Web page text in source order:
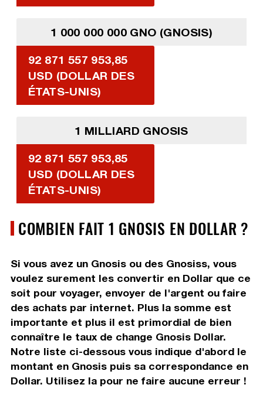
1 000 000 000 GNO (GNOSIS)
92 871 557 953,85
USD (DOLLAR DES
ÉTATS-UNIS)
1 MILLIARD GNOSIS
92 871 557 953,85
USD (DOLLAR DES
ÉTATS-UNIS)
COMBIEN FAIT 1 GNOSIS EN DOLLAR ?
Si vous avez un Gnosis ou des Gnosiss, vous
voulez surement les convertir en Dollar que ce
soit pour voyager, envoyer de l'argent ou faire
des achats par internet. Plus la somme est
importante et plus il est primordial de bien
connaître le taux de change Gnosis Dollar.
Notre liste ci-dessous vous indique d'abord le
montant en Gnosis puis sa correspondance en
Dollar. Utilisez la pour ne faire aucune erreur !